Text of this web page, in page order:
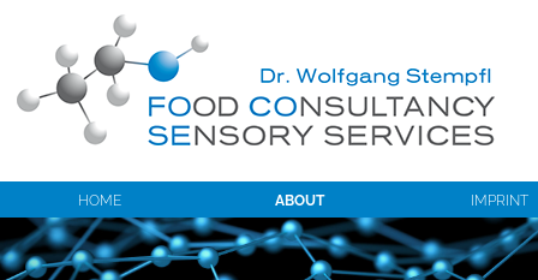
HOME ABOUT IMPRINT